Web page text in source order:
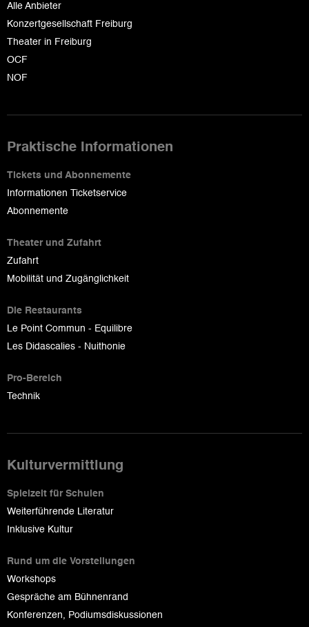
Alle Anbieter
Konzertgesellschaft Freiburg
Theater in Freiburg
OCF
NOF
Praktische Informationen
Tickets und Abonnemente
Informationen Ticketservice
Abonnemente
Theater und Zufahrt
Zufahrt
Mobilität und Zugänglichkeit
Die Restaurants
Le Point Commun - Equilibre
Les Didascalies - Nuithonie
Pro-Bereich
Technik
Kulturvermittlung
Spielzeit für Schulen
Weiterführende Literatur
Inklusive Kultur
Rund um die Vorstellungen
Workshops
Gespräche am Bühnenrand
Konferenzen, Podiumsdiskussionen